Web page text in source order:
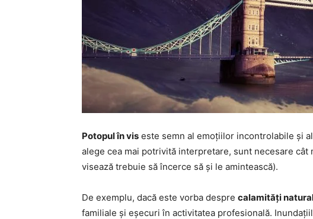
Potopul în vis este semn al emoțiilor incontrolabile și
alege cea mai potrivită interpretare, sunt necesare cât
visează trebuie să încerce să și le amintească).
De exemplu, dacă este vorba despre calamități
familiale și eșecuri în activitatea profesională.